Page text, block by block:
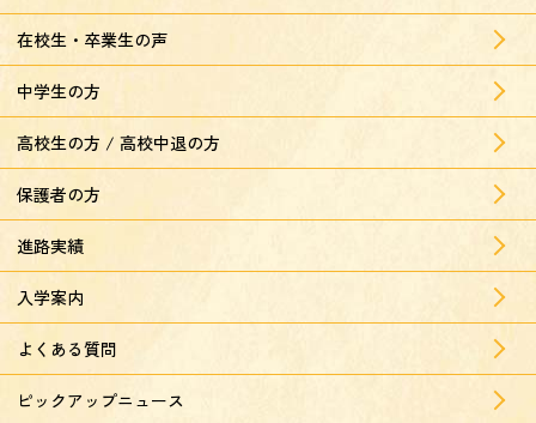
在校生・卒業生の声
中学生の方
高校生の方 / 高校中退の方
保護者の方
進路実績
入学案内
よくある質問
ピックアップニュース